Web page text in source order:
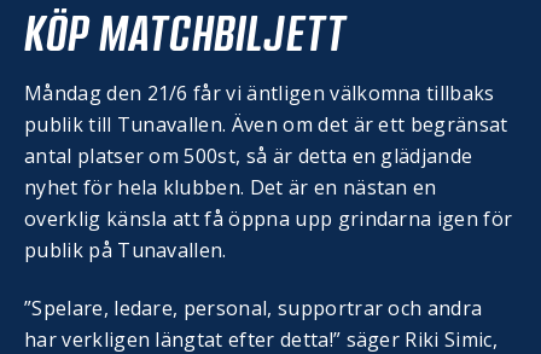
KÖP MATCHBILJETT
Måndag den 21/6 får vi äntligen välkomna tillbaks
publik till Tunavallen. Även om det är ett begränsat
antal platser om 500st, så är detta en glädjande
nyhet för hela klubben. Det är en nästan en
overklig känsla att få öppna upp grindarna igen för
publik på Tunavallen.
”Spelare, ledare, personal, supportrar och andra
har verkligen längtat efter detta!” säger Riki Simic,